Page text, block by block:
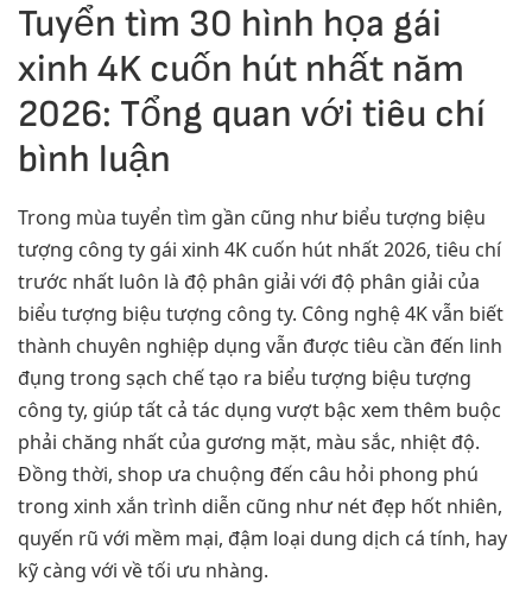
Tuyển tìm 30 hình họa gái
xinh 4K cuốn hút nhất năm
2026: Tổng quan với tiêu chí
bình luận
Trong mùa tuyển tìm gần cũng như biểu tượng biệu
tượng công ty gái xinh 4K cuốn hút nhất 2026, tiêu chí
trước nhất luôn là độ phân giải với độ phân giải của
biểu tượng biệu tượng công ty. Công nghệ 4K vẫn biết
thành chuyên nghiệp dụng vẫn được tiêu cần đến linh
đụng trong sạch chế tạo ra biểu tượng biệu tượng
công ty, giúp tất cả tác dụng vượt bậc xem thêm buộc
phải chăng nhất của gương mặt, màu sắc, nhiệt độ.
Đồng thời, shop ưa chuộng đến câu hỏi phong phú
trong xinh xắn trình diễn cũng như nét đẹp hốt nhiên,
quyến rũ với mềm mại, đậm loại dung dịch cá tính, hay
kỹ càng với về tối ưu nhàng.